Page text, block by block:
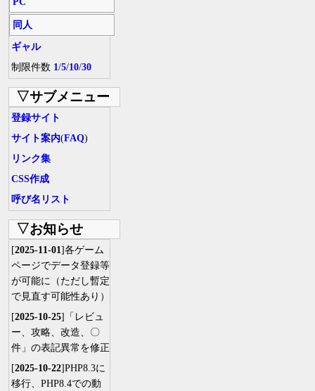
同人
ギャル
制限件数 1/5/10/30
▽サブメニュー
登録サイト
サイト案内(FAQ)
リンク集
CSS作成
呼び名リスト
▽お知らせ
[2025-11-01]各ゲーム
ページでデータ登録等
が可能に（ただし暫定
で見直す可能性あり）
[2025-10-25]「レビュ
ー、攻略、改造、〇
件」の表記異常を修正
[2025-10-22]PHP8.3に
移行、PHP8.4での動